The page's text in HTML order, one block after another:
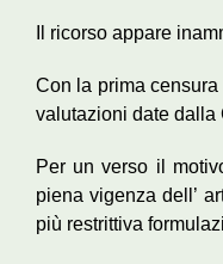
Il ricorso appare
Con la prima
valutazioni date dalla
Per un verso il
piena vigenza dell’
più restrittiva